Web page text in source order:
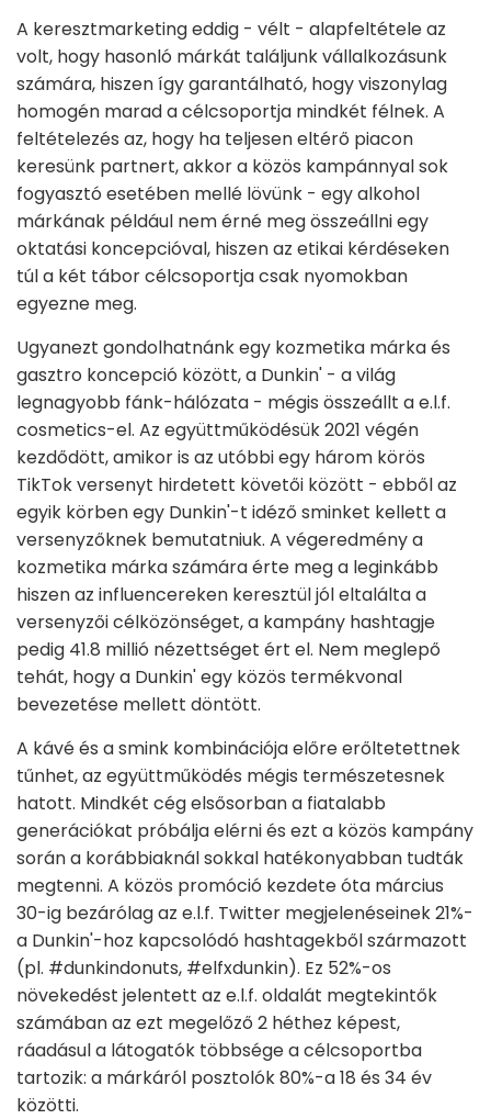
A keresztmarketing eddig - vélt - alapfeltétele az
volt, hogy hasonló márkát találjunk vállalkozásunk
számára, hiszen így garantálható, hogy viszonylag
homogén marad a célcsoportja mindkét félnek. A
feltételezés az, hogy ha teljesen eltérő piacon
keresünk partnert, akkor a közös kampánnyal sok
fogyasztó esetében mellé lövünk - egy alkohol
márkának például nem érné meg összeállni egy
oktatási koncepcióval, hiszen az etikai kérdéseken
túl a két tábor célcsoportja csak nyomokban
egyezne meg.
Ugyanezt gondolhatnánk egy kozmetika márka és
gasztro koncepció között, a Dunkin' - a világ
legnagyobb fánk-hálózata - mégis összeállt a e.l.f.
cosmetics-el. Az együttműködésük 2021 végén
kezdődött, amikor is az utóbbi egy három körös
TikTok versenyt hirdetett követői között - ebből az
egyik körben egy Dunkin'-t idéző sminket kellett a
versenyzőknek bemutatniuk. A végeredmény a
kozmetika márka számára érte meg a leginkább
hiszen az influencereken keresztül jól eltalálta a
versenyzői célközönséget, a kampány hashtagje
pedig 41.8 millió nézettséget ért el. Nem meglepő
tehát, hogy a Dunkin' egy közös termékvonal
bevezetése mellett döntött.
A kávé és a smink kombinációja előre erőltetettnek
tűnhet, az együttműködés mégis természetesnek
hatott. Mindkét cég elsősorban a fiatalabb
generációkat próbálja elérni és ezt a közös kampány
során a korábbiaknál sokkal hatékonyabban tudták
megtenni. A közös promóció kezdete óta március
30-ig bezárólag az e.l.f. Twitter megjelenéseinek 21%-
a Dunkin'-hoz kapcsolódó hashtagekből származott
(pl. #dunkindonuts, #elfxdunkin). Ez 52%-os
növekedést jelentett az e.l.f. oldalát megtekintők
számában az ezt megelőző 2 héthez képest,
ráadásul a látogatók többsége a célcsoportba
tartozik: a márkáról posztolók 80%-a 18 és 34 év
közötti.